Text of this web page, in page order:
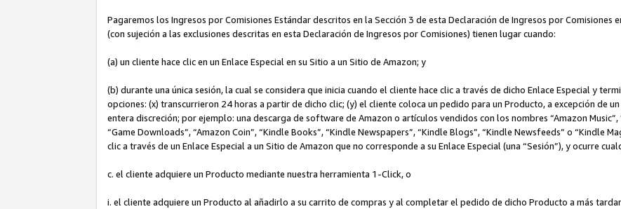
Pagaremos los Ingresos por Comisiones Estándar descritos en la Sección 3 de esta Declaración de Ingresos por Comisiones
(con sujeción a las exclusiones descritas en esta Declaración de Ingresos por Comisiones) tienen lugar cuando:
(a) un cliente hace clic en un Enlace Especial en su Sitio a un Sitio de Amazon; y
(b) durante una única sesión, la cual se considera que inicia cuando el cliente hace clic a través de dicho Enlace Especial y
opciones: (x) transcurrieron 24 horas a partir de dicho clic; (y) el cliente coloca un pedido para un Producto, a excepción de
entera discreción; por ejemplo: una descarga de software de Amazon o artículos vendidos con los nombres “Amazon Music”,
“Game Downloads”, “Amazon Coin”, “Kindle Books”, “Kindle Newspapers”, “Kindle Blogs”, “Kindle Newsfeeds” o “Kindle
clic a través de un Enlace Especial a un Sitio de Amazon que no corresponde a su Enlace Especial (una “Sesión”), y ocurre
c. el cliente adquiere un Producto mediante nuestra herramienta 1-Click, o
i. el cliente adquiere un Producto al añadirlo a su carrito de compras y al completar el pedido de dicho Producto a más